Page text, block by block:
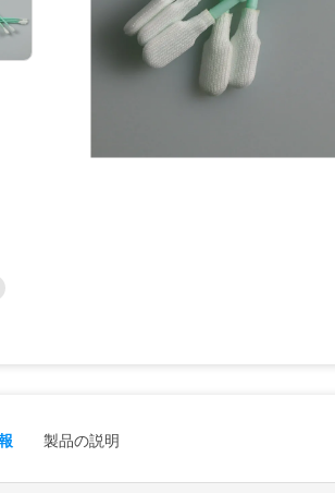
製品の説明